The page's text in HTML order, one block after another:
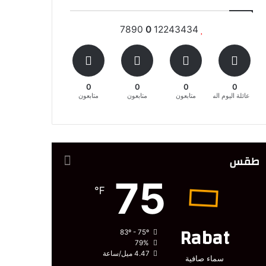
12243434
0
0
عائلة اليوم السابع المغربية
0
متابعون
0
متابعون
0
متابعون
طقس
Rabat
سماء صافية
75
℉
83º - 75º
79%
4.47 ميل/ساعة